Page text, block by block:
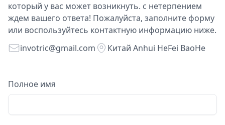
который у вас может возникнуть. с нетерпением
ждем вашего ответа! Пожалуйста, заполните форму
или воспользуйтесь контактную информацию ниже.
invotric@gmail.com
Китай Anhui HeFei BaoHe
Полное имя